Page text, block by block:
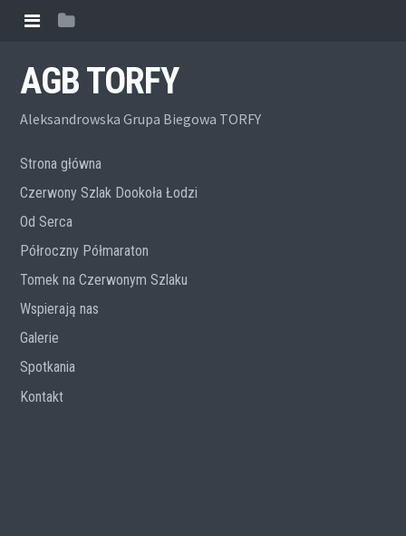
AGB TORFY
Aleksandrowska Grupa Biegowa TORFY
Strona główna
Czerwony Szlak Dookoła Łodzi
Od Serca
Półroczny Półmaraton
Tomek na Czerwonym Szlaku
Wspierają nas
Galerie
Spotkania
Kontakt